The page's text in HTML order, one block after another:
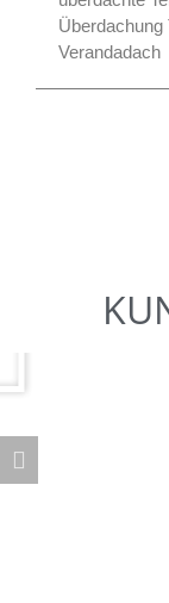
Überdachung
Verandadach